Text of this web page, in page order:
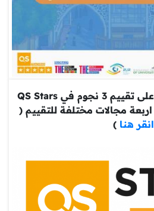
حصول جامعة الكفيل على تقييم 3 نجوم في QS Stars
انقر هنا)